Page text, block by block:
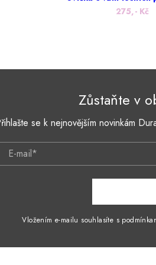
275,- Kč
Zůstaňte v
se k nejnovějším novinkám
E-mail*
Vložením e-mailu souhlasíte s